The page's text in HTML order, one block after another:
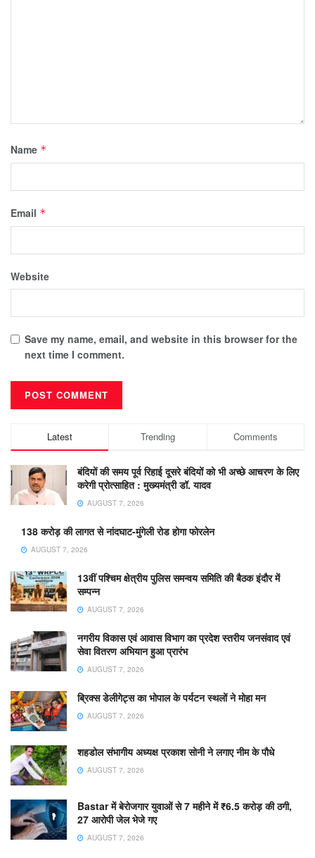
Name *
Email *
Website
Save my name, email, and website in this browser for the
next time I comment.
Latest Trending Comments
बंदियों की समय पूर्व रिहाई दूसरे बंदियों को भी अच्छे आचरण के लिए
करेगी प्रोत्साहित : मुख्यमंत्री डॉ. यादव
AUGUST 7, 2026
138 करोड़ की लागत से नांदघाट-मुंगेली रोड होगा फोरलेन
AUGUST 7, 2026
13वीं पश्चिम क्षेत्रीय पुलिस समन्वय समिति की बैठक इंदौर में
सम्पन्न
AUGUST 7, 2026
नगरीय विकास एवं आवास विभाग का प्रदेश स्तरीय जनसंवाद एवं
सेवा वितरण अभियान हुआ प्रारंभ
AUGUST 7, 2026
ब्रिक्स डेलीगेट्स का भोपाल के पर्यटन स्थलों ने मोहा मन
AUGUST 7, 2026
शहडोल संभागीय अध्यक्ष प्रकाश सोनी ने लगाए नीम के पौधे
AUGUST 7, 2026
Bastar में बेरोजगार युवाओं से 7 महीने में ₹6.5 करोड़ की ठगी,
27 आरोपी जेल भेजे गए
AUGUST 7, 2026